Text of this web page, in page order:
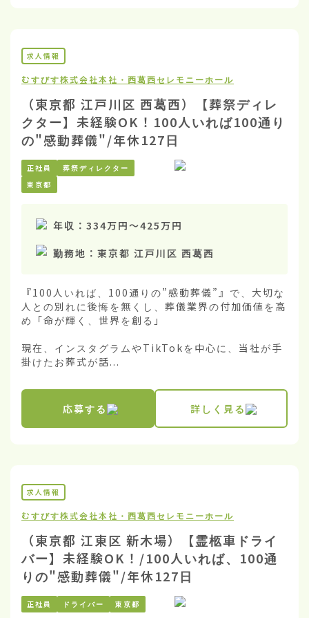
求人情報
むすびす株式会社本社・西葛西セレモニーホール
（東京都 江戸川区 西葛西）【葬祭ディレ
クター】未経験OK！100人いれば100通り
の"感動葬儀"/年休127日
正社員
葬祭ディレクター
東京都
年収： 334万円〜425万円
勤務地： 東京都 江戸川区 西葛西
『100人いれば、100通りの”感動葬儀”』で、大切な
人との別れに後悔を無くし、葬儀業界の付加価値を高
め「命が輝く、世界を創る」
現在、インスタグラムやTikTokを中心に、当社が手
掛けたお葬式が話...
応募する 詳しく見る
求人情報
むすびす株式会社本社・西葛西セレモニーホール
（東京都 江東区 新木場）【霊柩車ドライ
バー】未経験OK！/100人いれば、100通
りの"感動葬儀"/年休127日
正社員 ドライバー 東京都